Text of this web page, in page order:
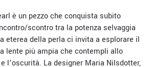
è un pezzo che conquista subito
scontro tra la potenza selvaggia
eterea della perla ci invita a esplorare il
lente più ampia che contempli allo
l’oscurità. La designer Maria Nilsdotter,